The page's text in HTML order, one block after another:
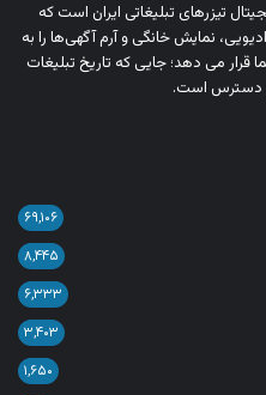
تیزرهای تبلیغاتی ایران است که
نمایش خانگی و آرم‌ آگهی‌ها را به‌
می‌ دهد؛ جایی که تاریخ تبلیغات
دسترس است.
۶۹,۱۰۶
۸,۴۴۵
۶,۳۳۳
۳,۴۰۳
۱,۶۵۰